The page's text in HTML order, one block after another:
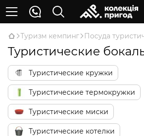
Туризм кемпинг Посуда
Туристические
Туристические кружки
Туристические термокружки
Туристические миски
Туристические котелки